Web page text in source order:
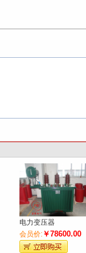
电力变压器
会员价: ￥78600.00